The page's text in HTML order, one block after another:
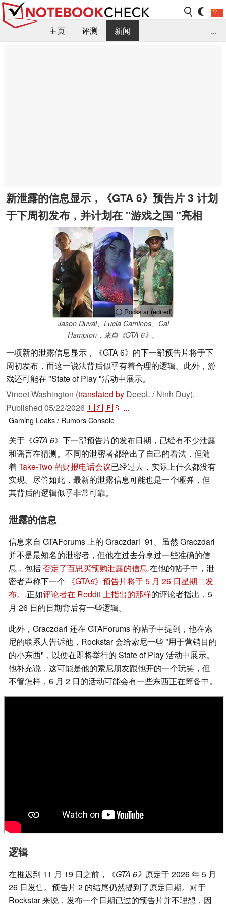
主页 评测
新闻
...
新泄露的信息显示，《GTA 6》预告片 3 计划
于下周初发布，并计划在 "游戏之国 "亮相
ⓘ Rockstar (edited)
Jason Duval、Lucia Caminos、Cal
Hampton，来自《GTA 6》。
一项新的泄露信息显示，《GTA 6》的下一部预告片将于下
周初发布，而这一说法背后似乎有着合理的逻辑。此外，游
戏还可能在 "State of Play "活动中展示。
Vineet Washington (translated by DeepL / Ninh Duy),
Published 05/22/2026🇺🇸🇪🇸 ...
Gaming Leaks / RumorsConsole
关于《GTA 6》下一部预告片的发布日期，已经有不少泄露
和谣言在猜测。不同的泄密者都给出了自己的看法，但随
着Take-Two 的财报电话会议已经过去，实际上什么都没有
实现。尽管如此，最新的泄露信息可能也是一个哑弹，但
其背后的逻辑似乎非常可靠。
泄露的信息
信息来自 GTAForums 上的 Graczdari_91。虽然 Graczdari
并不是最知名的泄密者，但他在过去分享过一些准确的信
息，包括否定了百思买预购泄露的信息.在他的帖子中，泄
密者声称下一个 《GTA6》预告片将于 5 月 26 日星期二发
布。 .正如评论者在 Reddit 上指出的那样的评论者指出，5
月 26 日的日期背后有一些逻辑。
此外，Graczdari 还在 GTAForums 的帖子中提到，他在索
尼的联系人告诉他，Rockstar 会给索尼一些 "用于营销目的
的小东西"，以便在即将举行的 State of Play 活动中展示。
他补充说，这可能是他的索尼朋友跟他开的一个玩笑，但
不管怎样，6 月 2 日的活动可能会有一些东西正在筹备中。
逻辑
在推迟到 11 月 19 日之前，《GTA 6》 原定于 2026 年 5 月
26 日发售。预告片 2 的结尾仍然提到了原定日期。对于
Rockstar 来说，发布一个日期已过的预告片并不理想，因